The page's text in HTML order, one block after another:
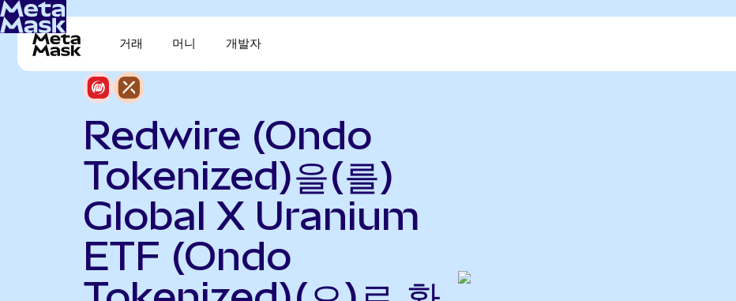
거래 머니 개발자
Redwire (Ondo
Tokenized)을(를)
Global X Uranium
ETF (Ondo